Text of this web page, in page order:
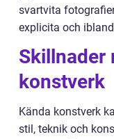
svartvita
explicita och
Skillnader
konstverk
Kända konstverk
stil, teknik och